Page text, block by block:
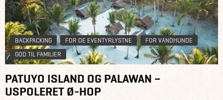
BACKPACKING FOR DE EVENTYRLYSTNE
FOR VANDHUNDE
GOD TIL FAMILIER
PATUYO ISLAND OG PALAWAN –
USPOLERET Ø-HOP